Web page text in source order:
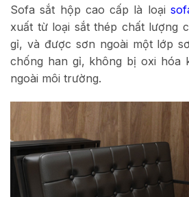
Sofa sắt hộp cao cấp là loại
xuất từ loại sắt thép chất lượng
gỉ, và được sơn ngoài một lớp
chống han gỉ, không bị oxi hóa
ngoài môi trường.